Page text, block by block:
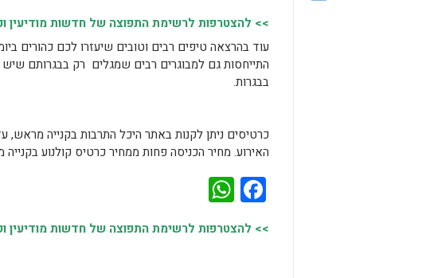
>> להצטרפות לרשימת התפוצה של חדשות מודיעין
עוד בהרצאה טיפים רבים וטובים שיעזרו לכם כהורים
התייחסות גם למבוגרים רבים שמגלים רק בבגרותם
בבגרות.
כרטיסים ניתן לקנות באתר היכל התרבות בקנייה מראש,
האירוע. מחיר הכניסה פחות ממחיר כרטיס קולנוע
Facebook
>> להצטרפות לרשימת התפוצה של חדשות מודיעין